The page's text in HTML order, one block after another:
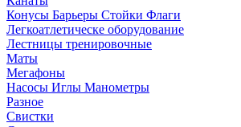
Конусы Барьеры Стойки Флаги
Легкоатлетическе оборудование
Лестницы тренировочные
Маты
Мегафоны
Насосы Иглы Манометры
Разное
Свистки